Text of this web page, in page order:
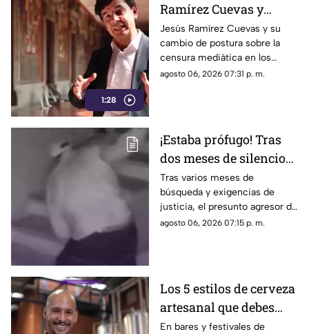
1:28
Ramírez Cuevas y
Censura a los Medios
de Comunicación
Jesús Ramírez Cuevas y su
cambio de postura sobre la
censura mediática en los
medios de comunicación.
agosto 06, 2026 07:31 p. m.
¡Estaba prófugo! Tras
dos meses de silencio
detuvieron a Jorge "N",
agresor de Paula
Tras varios meses de
búsqueda y exigencias de
justicia, el presunto agresor de
Paula Fajardo fue localizado y
agosto 06, 2026 07:15 p. m.
Los 5 estilos de cerveza
artesanal que debes
conocer
En bares y festivales de